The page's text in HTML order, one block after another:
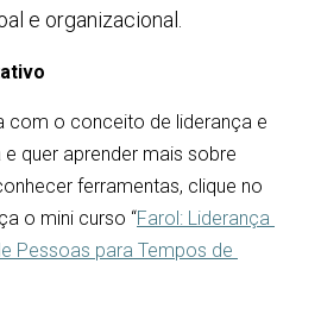
e organizacional.
com o conceito de liderança e
quer aprender mais sobre
ferramentas, clique no
o mini curso “Farol: Liderança
Pessoas para Tempos de